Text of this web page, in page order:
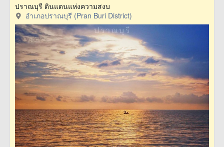
ปราณบุรี ดินแดนแห่งความสงบ
อำเภอปราณบุรี (Pran Buri District)